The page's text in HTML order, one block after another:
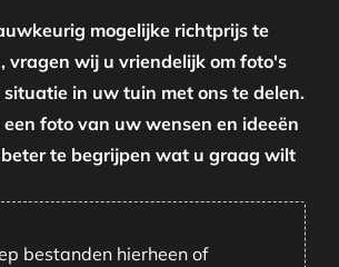
mogelijke richtprijs te
vragen wij u vriendelijk om foto's
in uw tuin met ons te delen.
foto van uw wensen en ideeën
te begrijpen wat u graag wilt
bestanden hierheen of